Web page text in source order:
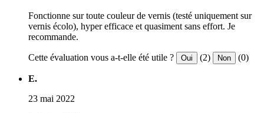
Fonctionne sur toute couleur de vernis (testé uniquement sur
vernis écolo), hyper efficace et quasiment sans effort. Je
recommande.
Cette évaluation vous a-t-elle été utile ? Oui (2) Non (0)
E.
23 mai 2022